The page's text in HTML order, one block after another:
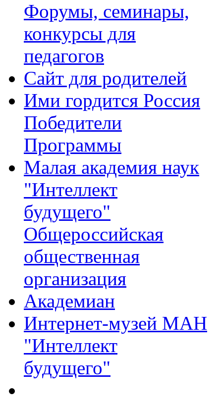
Форумы, семинары,
конкурсы для
педагогов
Сайт для родителей
Ими гордится Россия
Победители
Программы
Малая академия наук
"Интеллект
будущего"
Общероссийская
общественная
организация
Академиан
Интернет-музей МАН
"Интеллект
будущего"